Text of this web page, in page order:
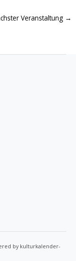
Veranstaltung →
by kulturkalender-